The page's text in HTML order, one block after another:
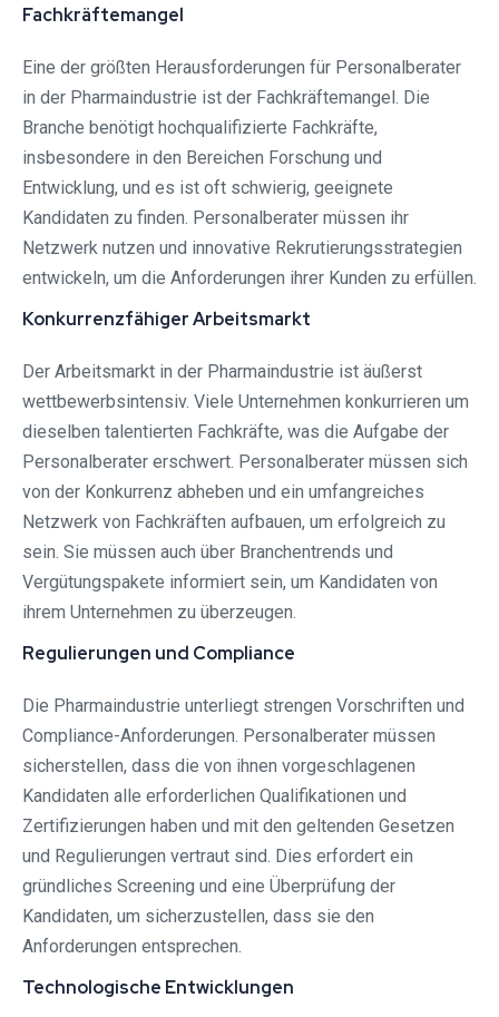
Fachkräftemangel
Eine der größten Herausforderungen für Personalberater
in der Pharmaindustrie ist der Fachkräftemangel. Die
Branche benötigt hochqualifizierte Fachkräfte,
insbesondere in den Bereichen Forschung und
Entwicklung, und es ist oft schwierig, geeignete
Kandidaten zu finden. Personalberater müssen ihr
Netzwerk nutzen und innovative Rekrutierungsstrategien
entwickeln, um die Anforderungen ihrer Kunden zu erfüllen.
Konkurrenzfähiger Arbeitsmarkt
Der Arbeitsmarkt in der Pharmaindustrie ist äußerst
wettbewerbsintensiv. Viele Unternehmen konkurrieren um
dieselben talentierten Fachkräfte, was die Aufgabe der
Personalberater erschwert. Personalberater müssen sich
von der Konkurrenz abheben und ein umfangreiches
Netzwerk von Fachkräften aufbauen, um erfolgreich zu
sein. Sie müssen auch über Branchentrends und
Vergütungspakete informiert sein, um Kandidaten von
ihrem Unternehmen zu überzeugen.
Regulierungen und Compliance
Die Pharmaindustrie unterliegt strengen Vorschriften und
Compliance-Anforderungen. Personalberater müssen
sicherstellen, dass die von ihnen vorgeschlagenen
Kandidaten alle erforderlichen Qualifikationen und
Zertifizierungen haben und mit den geltenden Gesetzen
und Regulierungen vertraut sind. Dies erfordert ein
gründliches Screening und eine Überprüfung der
Kandidaten, um sicherzustellen, dass sie den
Anforderungen entsprechen.
Technologische Entwicklungen